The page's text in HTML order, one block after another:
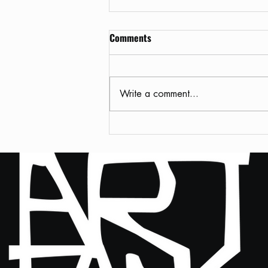
ปรากฎการณ์ครั้งสำคัญ Art
EXTRAORDINAIRE'... | แนวหน้า |
17.03.66
Comments
Write a comment...